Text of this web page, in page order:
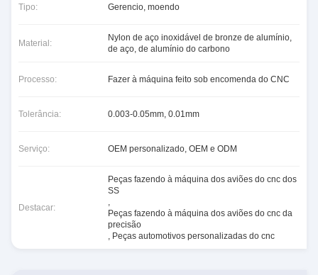
Tipo: Gerencio, moendo
Material:
Nylon de aço inoxidável de bronze de alumínio,
de aço, de alumínio do carbono
Processo: Fazer à máquina feito sob encomenda do CNC
Tolerância: 0.003-0.05mm, 0.01mm
Serviço: OEM personalizado, OEM e ODM
Destacar:
Peças fazendo à máquina dos aviões do cnc dos
SS
,
Peças fazendo à máquina dos aviões do cnc da
precisão
, Peças automotivos personalizadas do cnc